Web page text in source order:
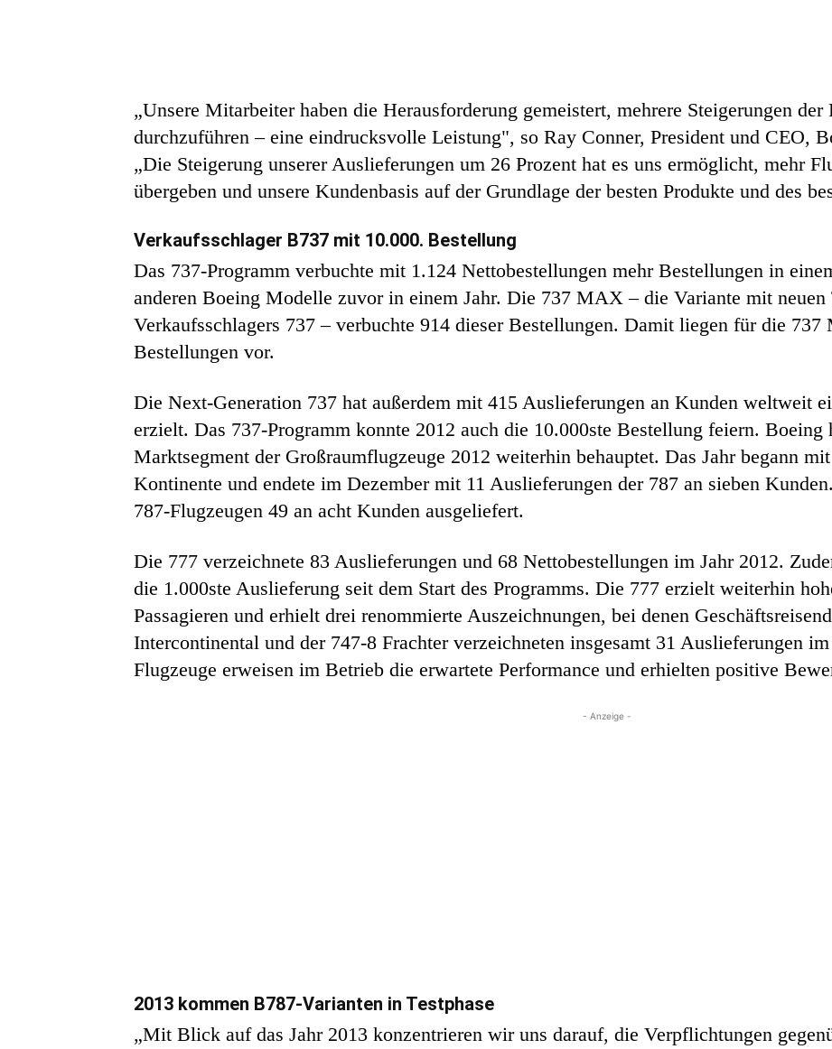
„Unsere Mitarbeiter haben die Herausforderung gemeistert, mehrere Steigerungen
durchzuführen – eine eindrucksvolle Leistung", so Ray Conner, President und CEO,
„Die Steigerung unserer Auslieferungen um 26 Prozent hat es uns ermöglicht, mehr
übergeben und unsere Kundenbasis auf der Grundlage der besten Produkte und des
Verkaufsschlager B737 mit 10.000. Bestellung
Das 737-Programm verbuchte mit 1.124 Nettobestellungen mehr Bestellungen in
anderen Boeing Modelle zuvor in einem Jahr. Die 737 MAX – die Variante mit neuen
Verkaufsschlagers 737 – verbuchte 914 dieser Bestellungen. Damit liegen für die
Bestellungen vor.
Die Next-Generation 737 hat außerdem mit 415 Auslieferungen an Kunden weltweit
erzielt. Das 737-Programm konnte 2012 auch die 10.000ste Bestellung feiern.
Marktsegment der Großraumflugzeuge 2012 weiterhin behauptet. Das Jahr begann
Kontinente und endete im Dezember mit 11 Auslieferungen der 787 an sieben
787-Flugzeugen 49 an acht Kunden ausgeliefert.
Die 777 verzeichnete 83 Auslieferungen und 68 Nettobestellungen im Jahr 2012.
die 1.000ste Auslieferung seit dem Start des Programms. Die 777 erzielt weiterhin
Passagieren und erhielt drei renommierte Auszeichnungen, bei denen
Intercontinental und der 747-8 Frachter verzeichneten insgesamt 31 Auslieferungen
Flugzeuge erweisen im Betrieb die erwartete Performance und erhielten positive
- Anzeige -
2013 kommen B787-Varianten in Testphase
„Mit Blick auf das Jahr 2013 konzentrieren wir uns darauf, die Verpflichtungen